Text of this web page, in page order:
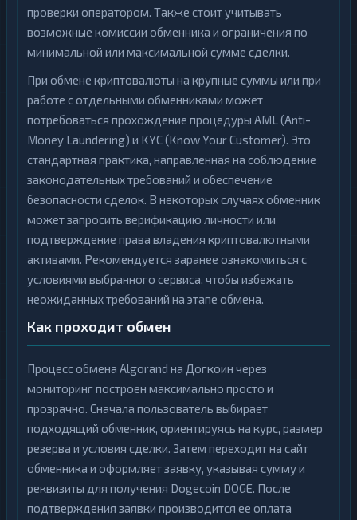
проверки оператором. Также стоит учитывать
возможные комиссии обменника и ограничения по
минимальной или максимальной сумме сделки.
При обмене криптовалюты на крупные суммы или при
работе с отдельными обменниками может
потребоваться прохождение процедуры AML (Anti-
Money Laundering) и KYC (Know Your Customer). Это
стандартная практика, направленная на соблюдение
законодательных требований и обеспечение
безопасности сделок. В некоторых случаях обменник
может запросить верификацию личности или
подтверждение права владения криптовалютными
активами. Рекомендуется заранее ознакомиться с
условиями выбранного сервиса, чтобы избежать
неожиданных требований на этапе обмена.
Как проходит обмен
Процесс обмена Algorand на Догкоин через
мониторинг построен максимально просто и
прозрачно. Сначала пользователь выбирает
подходящий обменник, ориентируясь на курс, размер
резерва и условия сделки. Затем переходит на сайт
обменника и оформляет заявку, указывая сумму и
реквизиты для получения Dogecoin DOGE. После
подтверждения заявки производится ее оплата